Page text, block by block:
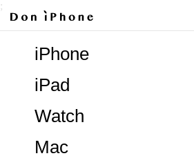
;
Mac
Watch
iPad
iPhone